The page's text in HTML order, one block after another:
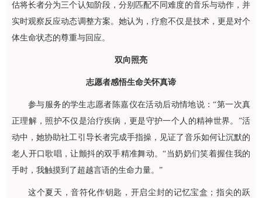
估将长者分为三个认知阶段，分别匹配不同难度的音乐与动作，并
实时观察反应动态调整方案。她认为，疗愈不仅是技术，更是对个
体生命状态的尊重与回应。
双向照亮
志愿者感悟生命关怀真谛
参与服务的学生志愿者陈嘉仪在活动后动情地说：“第一次真
正理解，照护不仅是治疗疾病，更是守护一个人的精神世界。”活
动中，她协助社工引导长者完成手指操，见证了音乐如何让沉默的
老人开口歌唱，让颤抖的双手精准舞动。“当奶奶们笑着握住我的
手时，我触摸到了超越言语的生命力量。”
这个夏天，音符化作钥匙，开启尘封的记忆宝盒；指尖的跃